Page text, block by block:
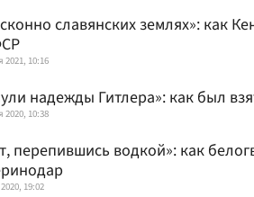
славянских землях»: как
2021, 10:16
надежды Гитлера»: как был
2020, 10:38
перепившись водкой»: как
19:02